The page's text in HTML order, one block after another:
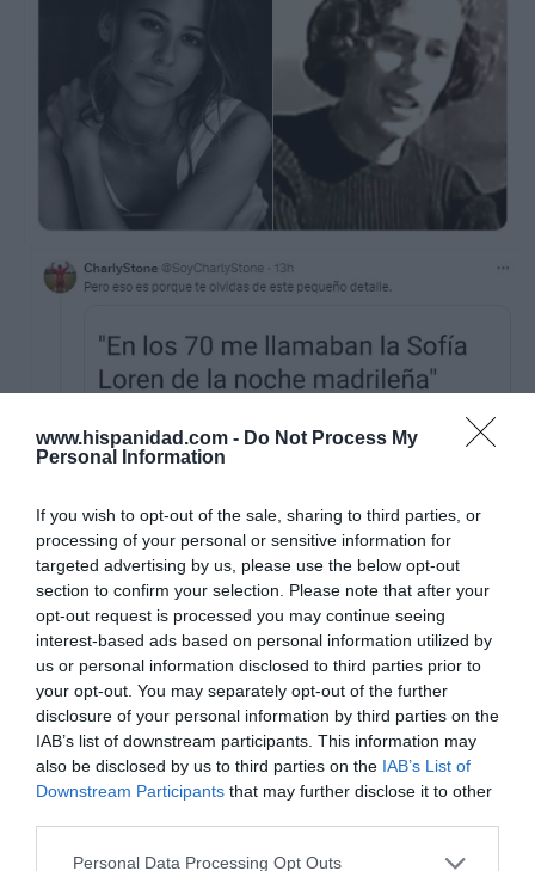
www.hispanidad.com - Do Not Process My
Personal Information
If you wish to opt-out of the sale, sharing to third parties, or
processing of your personal or sensitive information for
targeted advertising by us, please use the below opt-out
section to confirm your selection. Please note that after your
opt-out request is processed you may continue seeing
interest-based ads based on personal information utilized by
us or personal information disclosed to third parties prior to
your opt-out. You may separately opt-out of the further
disclosure of your personal information by third parties on the
IAB’s list of downstream participants. This information may
also be disclosed by us to third parties on the IAB’s List of
Downstream Participants that may further disclose it to other
Personal Data Processing Opt Outs
ETIQUETAS: MEMES